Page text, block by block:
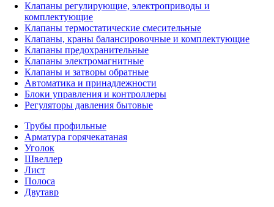
Клапаны регулирующие, электроприводы и
комплектующие
Клапаны термостатические смесительные
Клапаны, краны балансировочные и комплектующие
Клапаны предохранительные
Клапаны электромагнитные
Клапаны и затворы обратные
Автоматика и принадлежности
Блоки управления и контроллеры
Регуляторы давления бытовые
Трубы профильные
Арматура горячекатаная
Уголок
Швеллер
Лист
Полоса
Двутавр